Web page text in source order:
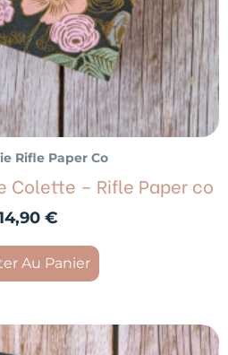
Rifle Paper Co
Colette – Rifle Paper co
€
Au Panier